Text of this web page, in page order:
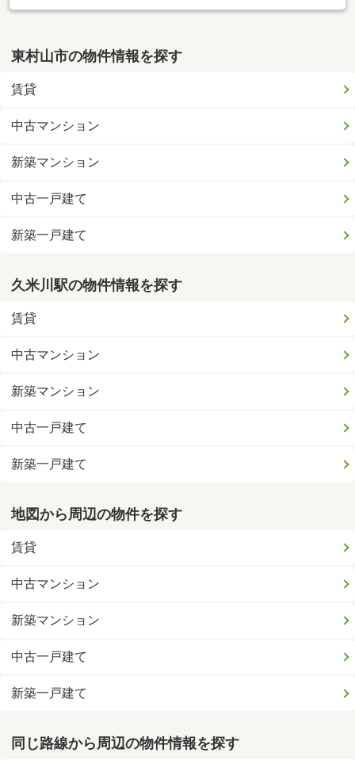
東村山市の物件情報を探す
賃貸
中古マンション
新築マンション
中古一戸建て
新築一戸建て
久米川駅の物件情報を探す
賃貸
中古マンション
新築マンション
中古一戸建て
新築一戸建て
地図から周辺の物件を探す
賃貸
中古マンション
新築マンション
中古一戸建て
新築一戸建て
同じ路線から周辺の物件情報を探す